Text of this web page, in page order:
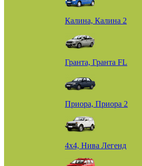
Калина, Калина 2
Гранта, Гранта FL
Приора, Приора 2
4х4, Нива Легенд